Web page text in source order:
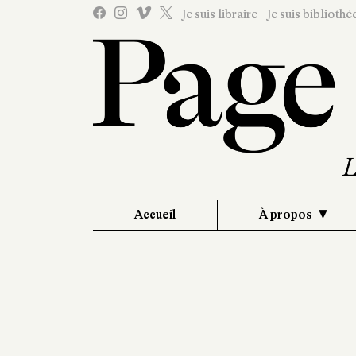
Je suis libraire Je suis
Accueil À propos